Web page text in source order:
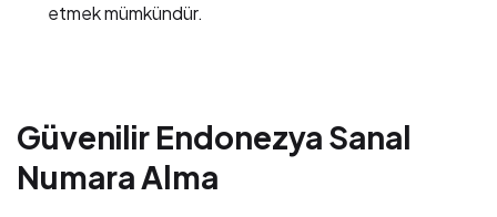
etmek mümkündür.
Güvenilir Endonezya Sanal
Numara Alma